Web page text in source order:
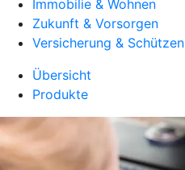
Immobilie & Wohnen
Zukunft & Vorsorgen
Versicherung & Schützen
Übersicht
Produkte